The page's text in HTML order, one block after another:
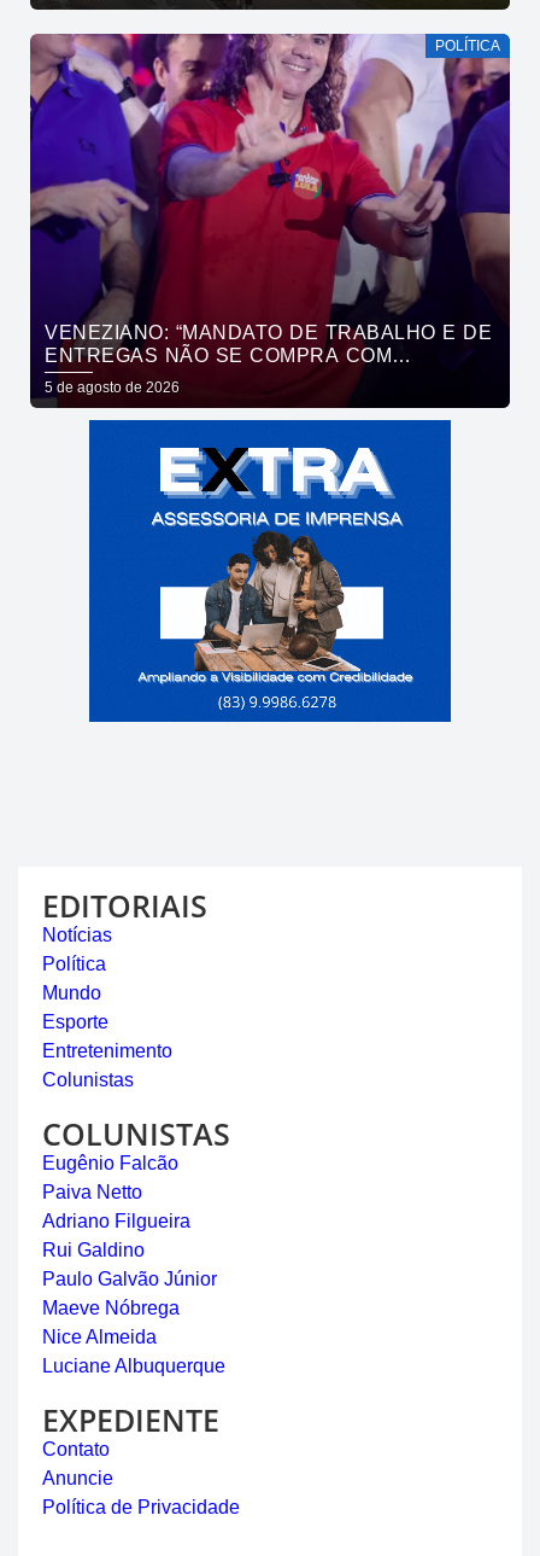
POLÍTICA
VENEZIANO: “MANDATO DE TRABALHO E DE
ENTREGAS NÃO SE COMPRA COM
DINHEIRO, SE CONQUISTA COM TRABALHO”
5 de agosto de 2026
EDITORIAIS
Notícias
Política
Mundo
Esporte
Entretenimento
Colunistas
COLUNISTAS
Eugênio Falcão
Paiva Netto
Adriano Filgueira
Rui Galdino
Paulo Galvão Júnior
Maeve Nóbrega
Nice Almeida
Luciane Albuquerque
EXPEDIENTE
Contato
Anuncie
Política de Privacidade